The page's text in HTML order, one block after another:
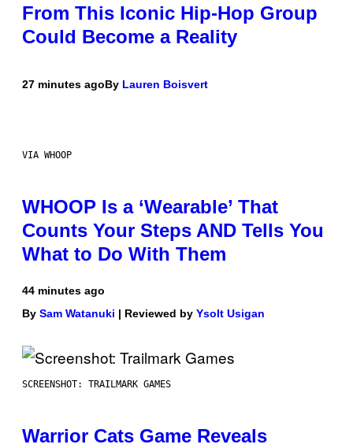
From This Iconic Hip-Hop Group
Could Become a Reality
27 minutes agoBy Lauren Boisvert
VIA WHOOP
WHOOP Is a ‘Wearable’ That
Counts Your Steps AND Tells You
What to Do With Them
44 minutes ago
By Sam Watanuki | Reviewed by Ysolt Usigan
SCREENSHOT: TRAILMARK GAMES
Warrior Cats Game Reveals